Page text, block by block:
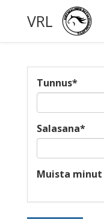
VRL
Tunnus*
Salasana*
Muista minut